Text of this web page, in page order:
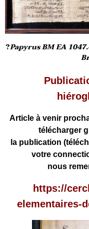
?Papyrus BM EA
Article à venir
télécharger
la publication
votre
nous
https://
elementaires-